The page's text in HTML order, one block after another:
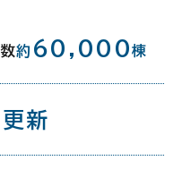
約 60,000棟
新